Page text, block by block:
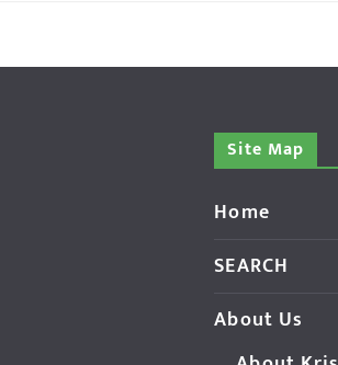
Site Map
Home
SEARCH
About Us